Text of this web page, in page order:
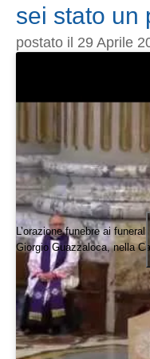
sei stato un
postato il 29 Aprile
L’orazione funebre ai
Giorgio Guazzaloca, nella